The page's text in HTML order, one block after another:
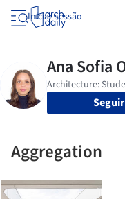
Iniciar sessão
Seguir
Aggregation